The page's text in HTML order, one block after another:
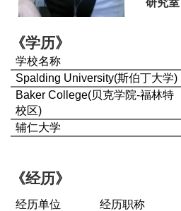
《学历》
学校名称
Spalding University(斯伯丁大学)
Baker College(贝克学院-福林特
校区)
辅仁大学
《经历》
经历单位 经历职称